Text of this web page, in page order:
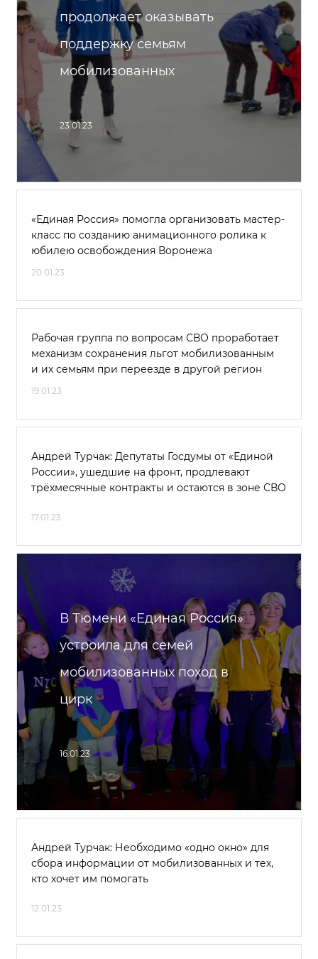
продолжает оказывать
поддержку семьям
мобилизованных
23.01.23
«Единая Россия» помогла организовать мастер-
класс по созданию анимационного ролика к
юбилею освобождения Воронежа
20.01.23
Рабочая группа по вопросам СВО проработает
механизм сохранения льгот мобилизованным
и их семьям при переезде в другой регион
19.01.23
Андрей Турчак: Депутаты Госдумы от «Единой
России», ушедшие на фронт, продлевают
трёхмесячные контракты и остаются в зоне СВО
17.01.23
В Тюмени «Единая Россия»
устроила для семей
мобилизованных поход в
цирк
16.01.23
Андрей Турчак: Необходимо «одно окно» для
сбора информации от мобилизованных и тех,
кто хочет им помогать
12.01.23